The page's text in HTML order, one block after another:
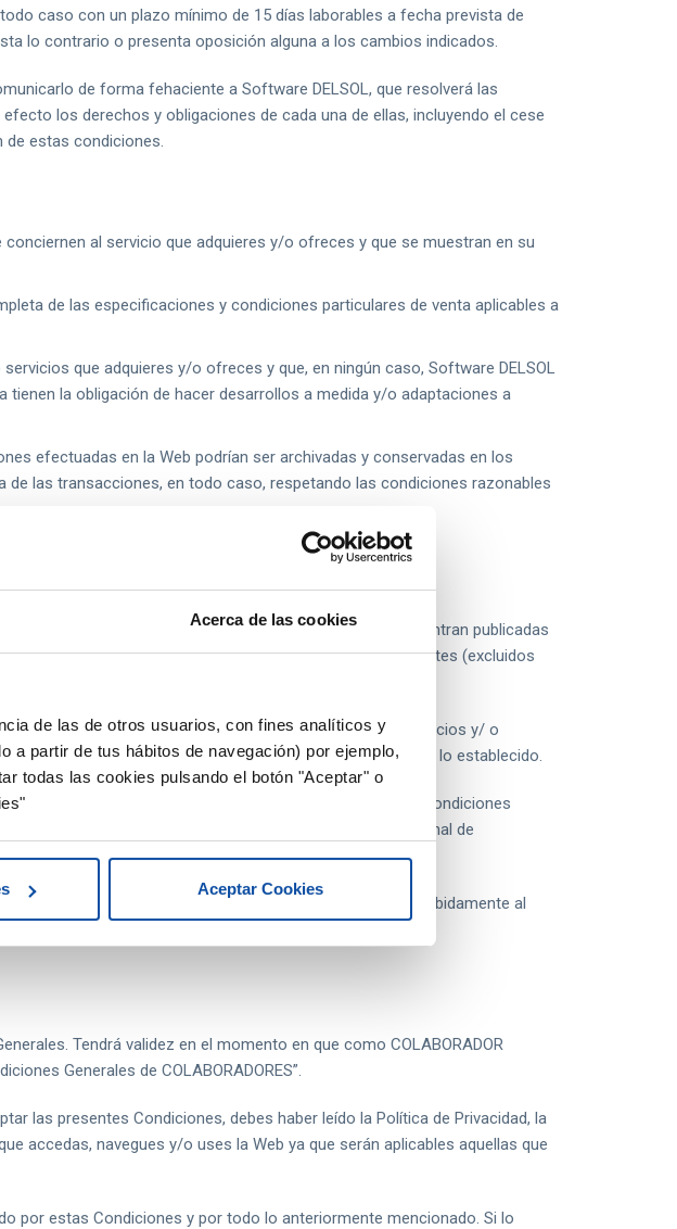
Acerca de las cookies
de las de otros usuarios, con fines analíticos y
a partir de tus hábitos de navegación) por ejemplo,
todas las cookies pulsando el botón "Aceptar" o
Aceptar Cookies
caso con un plazo mínimo de 15 días laborables a fecha prevista de
lo contrario o presenta oposición alguna a los cambios indicados.
de forma fehaciente a Software DELSOL, que resolverá las
los derechos y obligaciones de cada una de ellas, incluyendo el cese
de estas condiciones.
al servicio que adquieres y/o ofreces y que se muestran en su
de las especificaciones y condiciones particulares de venta aplicables a
que adquieres y/o ofreces y que, en ningún caso, Software DELSOL
tienen la obligación de hacer desarrollos a medida y/o adaptaciones a
efectuadas en la Web podrían ser archivadas y conservadas en los
las transacciones, en todo caso, respetando las condiciones razonables
servicios
los que se refiere estas condiciones generales, se encuentran publicadas
de la legislación aplicable. En ningún caso se añadirá costes (excluidos
automática.
Por tanto, no le está permitido vender a sus clientes servicios y/ o
TeamSystem España a un precio inferior o superior a lo establecido.
servicios y/o productos supondrá la aceptación de las Condiciones
de Software DELSOL y las empresas pertenecientes al Canal de
TeamSystem España, tiene la obligación de comunicar debidamente al
comunicadas a sus clientes.
Tendrá validez en el momento en que como COLABORADOR
Generales de COLABORADORES”.
las presentes Condiciones, debes haber leído la Política de Privacidad, la
accedas, navegues y/o uses la Web ya que serán aplicables aquellas que
por estas Condiciones y por todo lo anteriormente mencionado. Si lo